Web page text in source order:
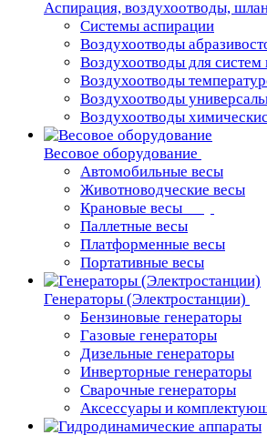
Аспирация, воздухоотводы,
Системы аспирации
Воздухоотводы
Воздухоотводы для систем
Воздухоотводы
Воздухоотводы
Воздухоотводы
Весовое оборудование
Автомобильные весы
Животноводческие весы
Крановые весы
Паллетные весы
Платформенные весы
Портативные весы
Генераторы (Электростанции)
Бензиновые генераторы
Газовые генераторы
Дизельные генераторы
Инверторные генераторы
Сварочные генераторы
Аксессуары и